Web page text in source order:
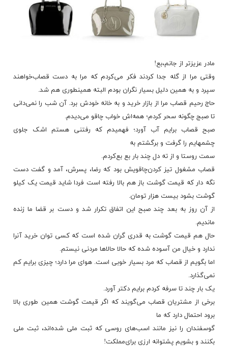
ﻣﺎﺩﺭ ﻋﺰﯾﺰﺗﺮ ﺍﺯ ﺟﺎﻧﻢ،ﺑﻊ!
ﻭﻗﺘﯽ ﻣﺮﺍ ﺍﺯ ﮔﻠﻪ ﺟﺪﺍ ﮐﺮﺩﻧﺪ ﻓﮑﺮ ﻣﯽﮐﺮﺩﻡ ﮐﻪ ﻣﺮﺍ ﺑﻪ ﺩﺳﺖ ﻗﺼﺎﺏﺧﻮﺍﻫﻨﺪ
ﺳﭙﺮﺩ ﻭ ﺑﻪ ﻫﻤﯿﻦ ﺩﻟﯿﻞ ﺑﺴﯿﺎﺭ ﻧﮕﺮﺍﻥ ﺑﻮﺩﻡ ﺍﻟﺒﺘﻪ ﻫﻤﯿﻨﻄﻮﺭﯼ ﻫﻢ ﺷﺪ.
ﺣﺎﺝ ﺭﺣﯿﻢ ﻗﺼﺎﺏ ﻣﺮﺍ ﺍﺯ ﺑﺎﺯﺍﺭ ﺧﺮﯾﺪ ﻭ ﺑﻪ ﺧﺎﻧﻪ ﺧﻮﺩﺵ ﺑﺮﺩ. ﺁﻥ ﺷﺐ ﺭﺍ ﻧﻤﯽﺩﺍﻧﯽ
ﺗﺎ ﺻﺒﺞ ﭼﮕﻮﻧﻪ ﺳﺤﺮ ﮐﺮﺩﻡ؛ ﻫﻤﻪﺍﺵ ﺧﻮﺍﺏ ﭼﺎﻗﻮ ﻣﯽﺩﯾﺪﻡ.
ﺻﺒﺢ ﻗﺼﺎﺏ ﺑﺮﺍﯾﻢ ﺁﺏ ﺁﻭﺭﺩ؛ ﻓﻬﻤﯿﺪﻡ ﮐﻪ ﺭﻓﺘﻨﯽ ﻫﺴﺘﻢ ﺍﺷﮏ ﺟﻠﻮﯼ
ﭼﺸﻤﻬﺎﯾﻢ ﺭﺍ ﮔﺮﻓﺖ ﻭ ﺑﺮﮔﺸﺘﻢ ﺑﻪ
ﺳﻤﺖ ﺭﻭﺳﺘﺎ ﻭ ﺍﺯ ﺗﻪ ﺩﻝ ﭼﻨﺪ ﺑﺎﺭ ﺑﻊ ﺑﻊﮐﺮﺩﻡ.
ﻗﺼﺎﺏ ﻣﺸﻐﻮﻝ ﺗﯿﺰ ﮐﺮﺩﻥﭼﺎﻗﻮﯾﺶ ﺑﻮﺩ ﮐﻪ ﺭﺿﺎ، ﭘﺴﺮﺵ، ﺁﻣﺪ ﻭ ﮔﻔﺖ ﺩﺳﺖ
ﻧﮕﻪ ﺩﺍﺭ ﮐﻪ ﻗﯿﻤﺖ ﮔﻮﺷﺖ ﺑﺎﺯ ﻫﻢ ﺑﺎﻻ ﺭﻓﺘﻪ ﺍﺳﺖ ﻓﺮﺩﺍ ﺷﺎﯾﺪ ﻗﯿﻤﺖ ﯾﮏ ﮐﯿﻠﻮ
ﮔﻮﺷﺖ ﺑﺸﻮﺩ ﺑﯿﺴﺖ ﻫﺰﺍﺭ ﺗﻮﻣﺎﻥ.
ﺍﺯ ﺁﻥ ﺭﻭﺯ ﺑﻪ ﺑﻌﺪ ﭼﻨﺪ ﺻﺒﺢ ﺍﯾﻦ ﺍﺗﻔﺎﻕ ﺗﮑﺮﺍﺭ ﺷﺪ ﻭ ﺩﺳﺖ ﺑﺮ ﻗﻀﺎ ﻣﺎ ﺯﻧﺪﻩ
ﻣﺎﻧﺪﯾﻢ.
ﺣﺎﻝ ﻫﻢ ﻗﯿﻤﺖ ﮔﻮﺷﺖ ﺑﻪ ﻗﺪﺭﯼ ﮔﺮﺍﻥ ﺷﺪﻩ ﺍﺳﺖ ﮐﻪ ﮐﺴﯽ ﺗﻮﺍﻥ ﺧﺮﯾﺪ ﺁﻧﺮﺍ
ﻧﺪﺍﺭﺩ ﻭ ﺧﯿﺎﻝ ﻣﻦ ﺁﺳﻮﺩﻩ ﺷﺪﻩ ﮐﻪ ﺣﺎﻻ ﺣﺎﻻﻫﺎ ﻣﺮﺩﻧﯽ ﻧﯿﺴﺘﻢ.
ﺍﻣﺎ ﺑﮕﻮﯾﻢ ﺍﺯ ﻗﺼﺎﺏ ﮐﻪ ﻣﺮﺩ ﺑﺴﯿﺎﺭ ﺧﻮﺑﯽ ﺍﺳﺖ. ﻫﻮﺍﯼ ﻣﺮﺍ ﺩﺍﺭﺩ؛ ﭼﯿﺰﯼ ﺑﺮﺍﯾﻢ ﮐﻢ
ﻧﻤﯽﮔﺬﺍﺭﺩ.
ﯾﮏ ﺑﺎﺭ ﭼﻨﺪ ﺗﺎ ﺳﺮﻓﻪ ﮐﺮﺩﻡ ﺑﺮﺍﯾﻢ ﺩﮐﺘﺮ ﺁﻭﺭﺩ.
ﺑﺮﺧﯽ ﺍﺯ ﻣﺸﺘﺮﯾﺎﻥ ﻗﺼﺎﺏ ﻣﯽﮔﻮﯾﻨﺪ ﮐﻪ ﺍﮔﺮ ﻗﯿﻤﺖ ﮔﻮﺷﺖ ﻫﻤﯿﻦ ﻃﻮﺭﯼ ﺑﺎﻻ
ﺑﺮﻭﺩ ﺍﺣﺘﻤﺎﻝ ﺩﺍﺭﺩ ﮐﻪ ﻣﺎ
ﮔﻮﺳﻔﻨﺪﺍﻥ ﺭﺍ ﻧﯿﺰ ﻣﺎﻧﻨﺪ ﺍﺳﺐﻫﺎﯼ ﺭﻭﺳﯽ ﮐﻪ ﺛﺒﺖ ﻣﻠﯽ ﺷﺪﻩﺍﻧﺪ، ﺛﺒﺖ ﻣﻠﯽ
ﺑﮑﻨﻨﺪ ﻭ ﺑﺸﻮﯾﻢ ﭘﺸﺘﻮﺍﻧﻪ ﺍﺭﺯﯼ ﺑﺮﺍﯼﻣﻤﻠﮑﺖ!